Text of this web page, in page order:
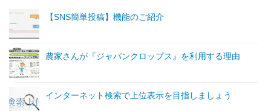
【SNS簡単投稿】機能のご紹介
農家さんが『ジャパンクロップス』を利用する理由
インターネット検索で上位表示を目指しましょう